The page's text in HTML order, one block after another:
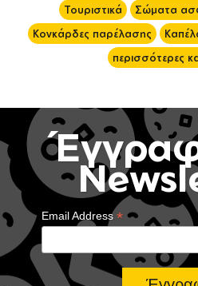
Τουριστικά
Σώματα
Κονκάρδες παρέλασης
περισσότερες
Email Address*